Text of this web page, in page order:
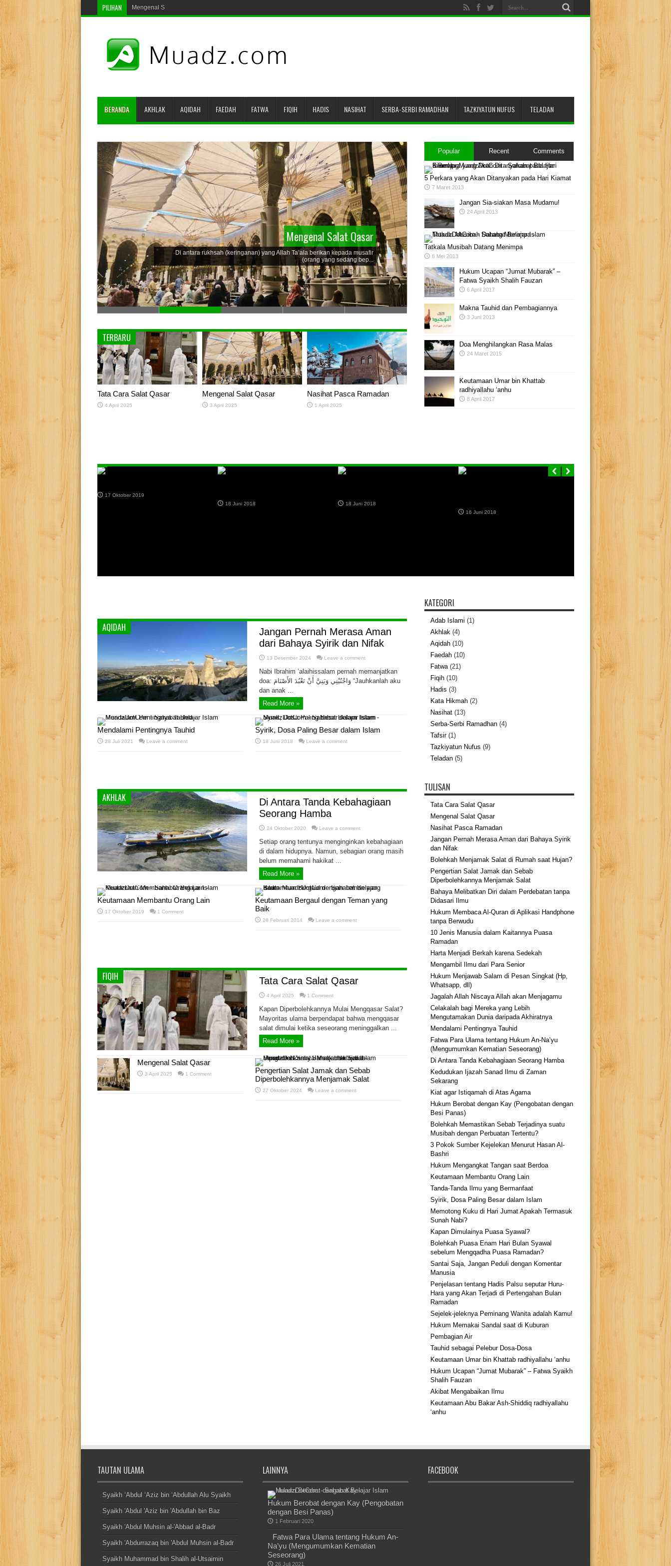
PILIHAN Mengenal Salat Qasar
BERANDA AKHLAK AQIDAH FAEDAH FATWA FIQIH HADIS NASIHAT SERBA-SERBI RAMADHAN TAZKIYATUN NUFUS TELADAN
Mengenal Salat Qasar
Di antara rukhsah (keringanan) yang Allah Ta’ala berikan kepada musafir
(orang yang sedang bep...
TERBARU
Tata Cara Salat Qasar
4 April 2025
Mengenal Salat Qasar
3 April 2025
Nasihat Pasca Ramadan
1 April 2025
Popular Recent Comments
5 Perkara yang Akan Ditanyakan pada Hari Kiamat
7 Maret 2013
Jangan Sia-siakan Masa Mudamu!
24 April 2013
Tatkala Musibah Datang Menimpa
6 Mei 2013
Hukum Ucapan “Jumat Mubarak” –
Fatwa Syaikh Shalih Fauzan
6 April 2017
Makna Tauhid dan Pembagiannya
3 Juni 2013
Doa Menghilangkan Rasa Malas
24 Maret 2015
Keutamaan Umar bin Khattab
radhiyallahu ‘anhu
8 April 2017
17 Oktober 2019
18 Juni 2018 18 Juni 2018
16 Juni 2018
AQIDAH
Jangan Pernah Merasa Aman
dari Bahaya Syirik dan Nifak
13 Desember 2024 Leave a comment
Nabi Ibrahim ‘alaihissalam pernah memanjatkan
doa: وَاجْنُبْنِي وَبَنِيَّ أَنْ نَعْبُدَ الأَصْنَامَ “Jauhkanlah aku
dan anak ...
Read More »
Mendalami Pentingnya Tauhid
28 Juli 2021 Leave a comment
Syirik, Dosa Paling Besar dalam Islam
18 Juni 2018 Leave a comment
AKHLAK
Di Antara Tanda Kebahagiaan
Seorang Hamba
24 Oktober 2020 Leave a comment
Setiap orang tentunya menginginkan kebahagiaan
di dalam hidupnya. Namun, sebagian orang masih
belum memahami hakikat ...
Read More »
Keutamaan Membantu Orang Lain
17 Oktober 2019 1 Comment
Keutamaan Bergaul dengan Teman yang
Baik
28 Februari 2014 Leave a comment
FIQIH Tata Cara Salat Qasar
4 April 2025 1 Comment
Kapan Diperbolehkannya Mulai Mengqasar Salat?
Mayoritas ulama berpendapat bahwa mengqasar
salat dimulai ketika seseorang meninggalkan ...
Read More »
Mengenal Salat Qasar
3 April 2025 1 Comment
Pengertian Salat Jamak dan Sebab
Diperbolehkannya Menjamak Salat
27 Oktober 2024 Leave a comment
KATEGORI
Adab Islami (1)
Akhlak(4)
Aqidah(10)
Faedah(10)
Fatwa(21)
Fiqih(10)
Hadis (3)
Kata Hikmah(2)
Nasihat(13)
Serba-Serbi Ramadhan(4)
Tafsir(1)
Tazkiyatun Nufus (9)
Teladan(5)
TULISAN
Tata Cara Salat Qasar
Mengenal Salat Qasar
Nasihat Pasca Ramadan
Jangan Pernah Merasa Aman dari Bahaya Syirik
dan Nifak
Bolehkah Menjamak Salat di Rumah saat Hujan?
Pengertian Salat Jamak dan Sebab
Diperbolehkannya Menjamak Salat
Bahaya Melibatkan Diri dalam Perdebatan tanpa
Didasari Ilmu
Hukum Membaca Al-Quran di Aplikasi Handphone
tanpa Berwudu
10 Jenis Manusia dalam Kaitannya Puasa
Ramadan
Harta Menjadi Berkah karena Sedekah
Mengambil Ilmu dari Para Senior
Hukum Menjawab Salam di Pesan Singkat (Hp,
Whatsapp, dll)
Jagalah Allah Niscaya Allah akan Menjagamu
Celakalah bagi Mereka yang Lebih
Mengutamakan Dunia daripada Akhiratnya
Mendalami Pentingnya Tauhid
Fatwa Para Ulama tentang Hukum An-Na’yu
(Mengumumkan Kematian Seseorang)
Di Antara Tanda Kebahagiaan Seorang Hamba
Kedudukan Ijazah Sanad Ilmu di Zaman
Sekarang
Kiat agar Istiqamah di Atas Agama
Hukum Berobat dengan Kay (Pengobatan dengan
Besi Panas)
Bolehkah Memastikan Sebab Terjadinya suatu
Musibah dengan Perbuatan Tertentu?
3 Pokok Sumber Kejelekan Menurut Hasan Al-
Bashri
Hukum Mengangkat Tangan saat Berdoa
Keutamaan Membantu Orang Lain
Tanda-Tanda Ilmu yang Bermanfaat
Syirik, Dosa Paling Besar dalam Islam
Memotong Kuku di Hari Jumat Apakah Termasuk
Sunah Nabi?
Kapan Dimulainya Puasa Syawal?
Bolehkah Puasa Enam Hari Bulan Syawal
sebelum Mengqadha Puasa Ramadan?
Santai Saja, Jangan Peduli dengan Komentar
Manusia
Penjelasan tentang Hadis Palsu seputar Huru-
Hara yang Akan Terjadi di Pertengahan Bulan
Ramadan
Sejelek-jeleknya Peminang Wanita adalah Kamu!
Hukum Memakai Sandal saat di Kuburan
Pembagian Air
Tauhid sebagai Pelebur Dosa-Dosa
Keutamaan Umar bin Khattab radhiyallahu ‘anhu
Hukum Ucapan “Jumat Mubarak” – Fatwa Syaikh
Shalih Fauzan
Akibat Mengabaikan Ilmu
Keutamaan Abu Bakar Ash-Shiddiq radhiyallahu
‘anhu
TAUTAN ULAMA
Syaikh ‘Abdul ‘Aziz bin ‘Abdullah Alu Syaikh
Syaikh 'Abdul 'Aziz bin 'Abdullah bin Baz
Syaikh 'Abdul Muhsin al-'Abbad al-Badr
Syaikh 'Abdurrazaq bin 'Abdul Muhsin al-Badr
Syaikh Muhammad bin Shalih al-Utsaimin
LAINNYA
Hukum Berobat dengan Kay (Pengobatan
dengan Besi Panas)
1 Februari 2020
Fatwa Para Ulama tentang Hukum An-
Na’yu (Mengumumkan Kematian
Seseorang)
26 Juli 2021
FACEBOOK